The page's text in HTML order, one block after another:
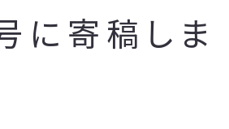
に寄稿しま